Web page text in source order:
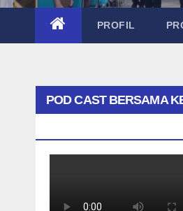
PROFIL
POD CAST BERSAMA